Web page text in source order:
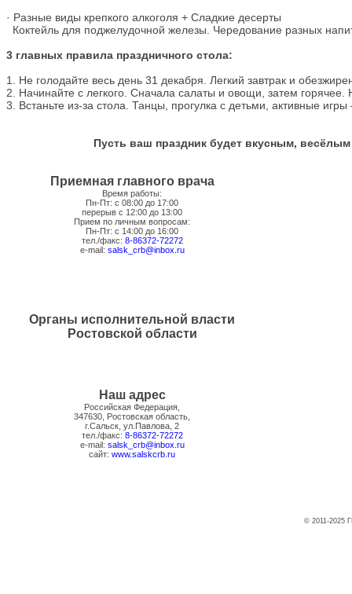
· Разные виды крепкого алкоголя + Сладкие десерты
Коктейль для поджелудочной железы. Чередование разных
3 главных правила праздничного стола:
1. Не голодайте весь день 31 декабря. Легкий завтрак и
2. Начинайте с легкого. Сначала салаты и овощи, затем горячее.
3. Встаньте из-за стола. Танцы, прогулка с детьми, активные
Пусть ваш праздник будет вкусным,
Приемная главного врача
Время работы:
Пн-Пт: с 08:00 до 17:00
перерыв с 12:00 до 13:00
Прием по личным вопросам:
Пн-Пт: с 14:00 до 16:00
тел./факс: 8-86372-72272
e-mail: salsk_crb@inbox.ru
Органы исполнительной власти
Ростовской области
Наш адрес
Российская Федерация,
347630, Ростовская область,
г.Сальск, ул.Павлова, 2
тел./факс: 8-86372-72272
e-mail: salsk_crb@inbox.ru
сайт: www.salskcrb.ru
© 2011-2025